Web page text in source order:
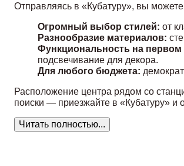
Отправляясь в «Кубатуру», вы
Огромный выбор стилей: от
Разнообразие материалов:
Функциональность на первом
подсвечивание для декора.
Для любого бюджета:
Расположение центра рядом со
поиски — приезжайте в «Кубатуру» и
Читать полностью...